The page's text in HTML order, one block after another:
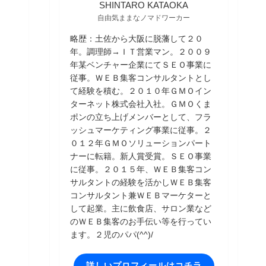
SHINTARO KATAOKA
自由気ままなノマドワーカー
略歴：土佐から大阪に脱藩して２０
年。調理師→ＩＴ営業マン。２００９
年某ベンチャー企業にてＳＥＯ事業に
従事。ＷＥＢ集客コンサルタントとし
て経験を積む。２０１０年ＧＭＯイン
ターネット株式会社入社。ＧＭＯくま
ポンの立ち上げメンバーとして、フラ
ッシュマーケティング事業に従事。２
０１２年ＧＭＯソリューションパート
ナーに転籍。新人賞受賞。ＳＥＯ事業
に従事。２０１５年、ＷＥＢ集客コン
サルタントの経験を活かしＷＥＢ集客
コンサルタント兼ＷＥＢマーケターと
して起業。主に飲食店、サロン業など
のＷＥＢ集客のお手伝い等を行ってい
ます。２児のパパ(^^)/